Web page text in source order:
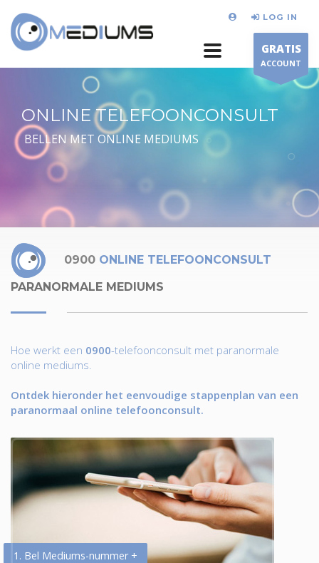
LOG IN
GRATIS
ACCOUNT
ONLINE TELEFOONCONSULT
BELLEN MET ONLINE MEDIUMS
0900 ONLINE TELEFOONCONSULT
PARANORMALE MEDIUMS
Hoe werkt een 0900-telefoonconsult met paranormale
online mediums.
Ontdek hieronder het eenvoudige stappenplan van een
paranormaal online telefoonconsult.
1. Bel Mediums-nummer +